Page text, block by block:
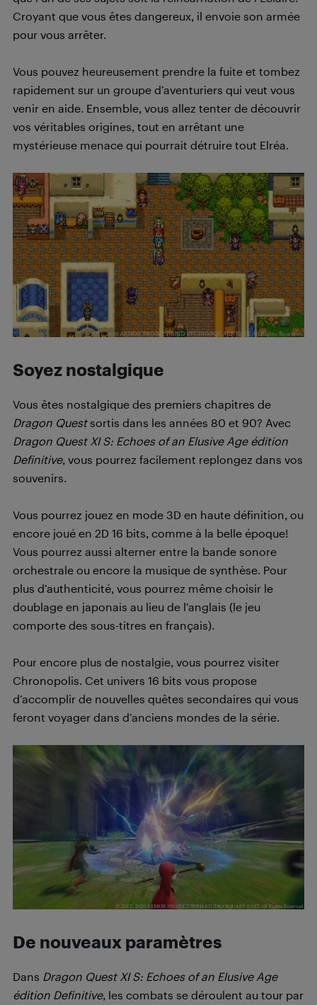
Croyant que vous êtes dangereux, il envoie son armée
pour vous arrêter.
Vous pouvez heureusement prendre la fuite et tombez
rapidement sur un groupe d’aventuriers qui veut vous
venir en aide. Ensemble, vous allez tenter de découvrir
vos véritables origines, tout en arrêtant une
mystérieuse menace qui pourrait détruire tout Elréa.
Soyez nostalgique
Vous êtes nostalgique des premiers chapitres de
Dragon Questsortis dans les années 80 et 90? Avec
Dragon Quest XI S: Echoes of an Elusive Age édition
Definitive, vous pourrez facilement replongez dans vos
souvenirs.
Vous pourrez jouez en mode 3D en haute définition, ou
encore joué en 2D 16 bits, comme à la belle époque!
Vous pourrez aussi alterner entre la bande sonore
orchestrale ou encore la musique de synthèse. Pour
plus d’authenticité, vous pourrez même choisir le
doublage en japonais au lieu de l’anglais (le jeu
comporte des sous-titres en français).
Pour encore plus de nostalgie, vous pourrez visiter
Chronopolis. Cet univers 16 bits vous propose
d’accomplir de nouvelles quêtes secondaires qui vous
feront voyager dans d’anciens mondes de la série.
De nouveaux paramètres
Dans Dragon Quest XI S: Echoes of an Elusive Age
édition Definitive, les combats se déroulent au tour par